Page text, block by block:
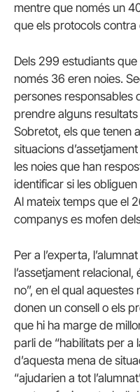
mentre que només un
que els protocols contra
Dels 299 estudiants que
només 36 eren noies.
persones responsables
prendre alguns
Sobretot, els que tenen
situacions
les noies que han
identificar si les
Al mateix temps que el
companys es mofen
Per a l’experta,
l’assetjament
no”, en el qual aquestes
donen un consell o els
que hi ha marge de
parli de “habilitats per a
d’aquesta mena de
“ajudarien a tot